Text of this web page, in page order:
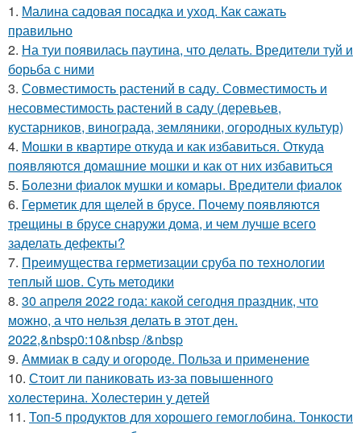
1. Малина садовая посадка и уход. Как сажать
правильно
2. На туи появилась паутина, что делать. Вредители туй и
борьба с ними
3. Совместимость растений в саду. Совместимость и
несовместимость растений в саду (деревьев,
кустарников, винограда, земляники, огородных культур)
4. Мошки в квартире откуда и как избавиться. Откуда
появляются домашние мошки и как от них избавиться
5. Болезни фиалок мушки и комары. Вредители фиалок
6. Герметик для щелей в брусе. Почему появляются
трещины в брусе снаружи дома, и чем лучше всего
заделать дефекты?
7. Преимущества герметизации сруба по технологии
теплый шов. Суть методики
8. 30 апреля 2022 года: какой сегодня праздник, что
можно, а что нельзя делать в этот ден.
2022,&nbsp0:10&nbsp /&nbsp
9. Аммиак в саду и огороде. Польза и применение
10. Стоит ли паниковать из-за повышенного
холестерина. Холестерин у детей
11. Топ-5 продуктов для хорошего гемоглобина. Тонкости